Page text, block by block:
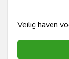
Veilig haven